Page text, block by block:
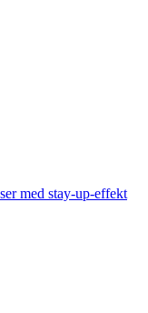
med stay-up-effekt